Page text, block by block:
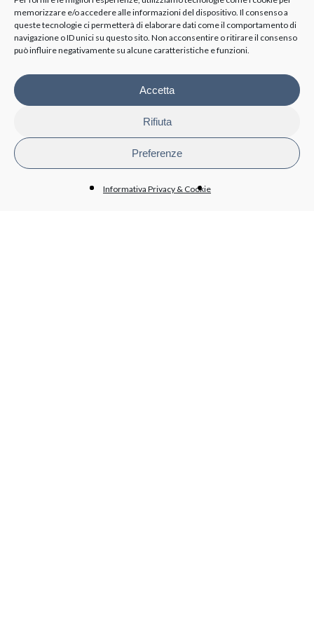
memorizzare e/o accedere alle informazioni del dispositivo. Il consenso a
queste tecnologie ci permetterà di elaborare dati come il comportamento di
navigazione o ID unici su questo sito. Non acconsentire o ritirare il consenso
può influire negativamente su alcune caratteristiche e funzioni.
Accetta
Rifiuta
Preferenze
Informativa Privacy & Cookie
Azionisti
TRASPARENZA
Disposizioni generali
Organi di controllo
Contratti Consulenza/Collaborazione
Bandi di gara e contratti
Beni immobili e gestione patrimonio